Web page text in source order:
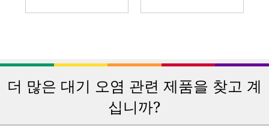
더 많은 대기 오염 관련 제품을 찾고 계
십니까?